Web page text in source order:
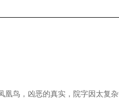
鸟，凶恶的真实，院字因太复杂